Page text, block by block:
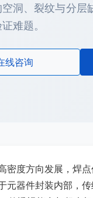
洞、裂纹与分层
难题。
线咨询
度方向发展，焊
器件封装内部，